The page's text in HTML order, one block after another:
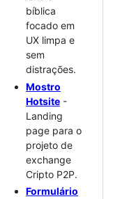
bíblica
focado em
UX limpa e
sem
distrações.
Mostro
Hotsite -
Landing
page para o
projeto de
exchange
Cripto P2P.
Formulário